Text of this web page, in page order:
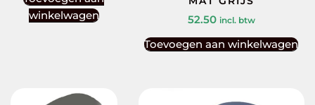
winkelwagen
52.50 incl. btw
Toevoegen aan winkelwagen